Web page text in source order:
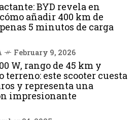
BYD revela en
añadir 400 km de
5 minutos de carga
February 9, 2026
W, rango de 45 km y
terreno: este scooter cuesta
y representa una
impresionante